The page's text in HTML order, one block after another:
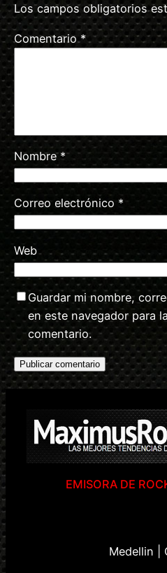
Los campos obligatorios
Comentario*
Nombre*
Correo electrónico *
Web
Guardar mi nombre,
en este navegador para
comentario.
EMISORA DE
Medellin |